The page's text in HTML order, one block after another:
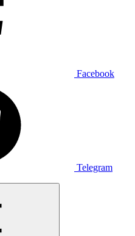
Facebook
Telegram